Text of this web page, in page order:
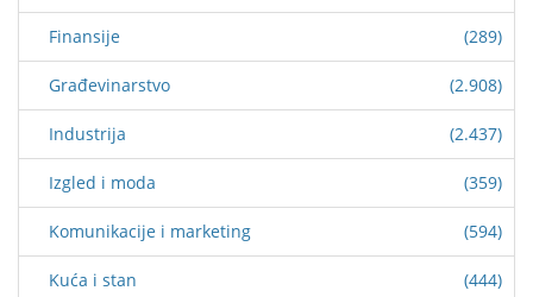
Finansije (289)
Građevinarstvo (2.908)
Industrija (2.437)
Izgled i moda (359)
Komunikacije i marketing (594)
Kuća i stan (444)